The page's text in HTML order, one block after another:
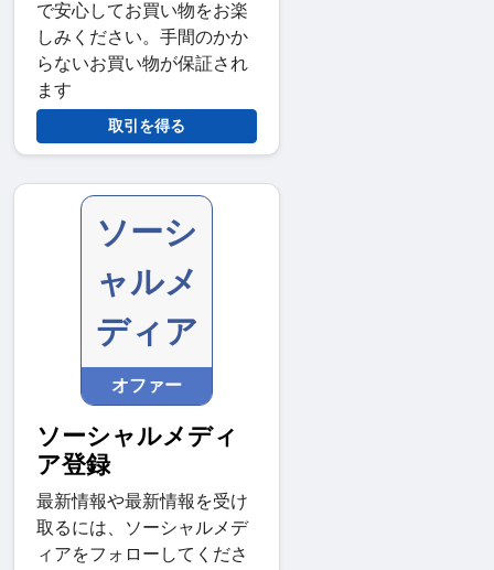
で安心してお買い物をお楽
しみください。手間のかか
らないお買い物が保証され
ます
取引を得る
ソーシ
ャルメ
ディア
オファー
ソーシャルメディ
ア登録
最新情報や最新情報を受け
取るには、ソーシャルメデ
ィアをフォローしてくださ